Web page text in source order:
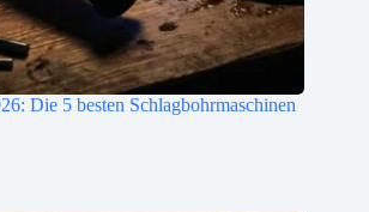
Die 5 besten Schlagbohrmaschinen